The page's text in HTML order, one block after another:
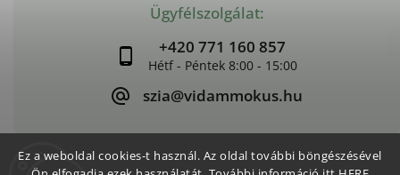
Ez a weboldal cookies-t használ. Az oldal további böngészésével
Ügyfélszolgálat:
+420 771 160 857
szia@vidammokus.hu